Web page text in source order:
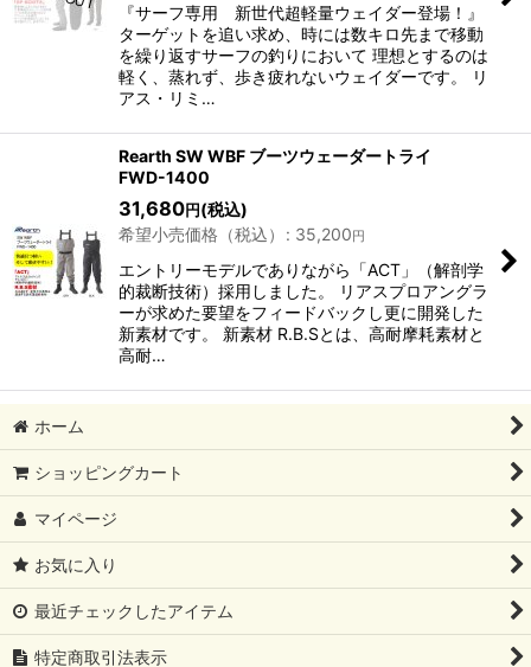
『サーフ専用 新世代超軽量ウェイダー登場！』
ターゲットを追い求め、時には数キロ先まで移動
を繰り返すサーフの釣りにおいて 理想とするのは
軽く、蒸れず、歩き疲れないウェイダーです。 リ
アス・リミ…
Rearth SW WBF ブーツウェーダートライ
FWD-1400
31,680円(税込)
希望小売価格（税込）
: 35,200円
エントリーモデルでありながら「ACT」（解剖学
的裁断技術）採用しました。 リアスプロアングラ
ーが求めた要望をフィードバックし更に開発した
新素材です。 新素材 R.B.Sとは、高耐摩耗素材と
高耐…
ホーム
ショッピングカート
マイページ
お気に入り
最近チェックしたアイテム
特定商取引法表示